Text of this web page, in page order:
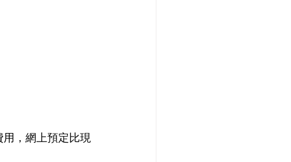
，網上預定比現